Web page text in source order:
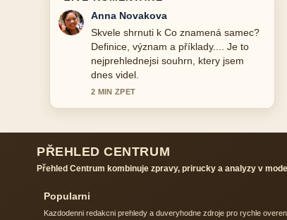
Tomas Svoboda
Sleduji Význam slova muž: Biologie,
původ a gramatika... pozorne a ocehuji
vyvazeny ton.
4 MIN ZPET
PŘEHLED CENTRUM
Kazdodenni redakcni prehledy a duveryhodne zdroje pro rychle overeni.